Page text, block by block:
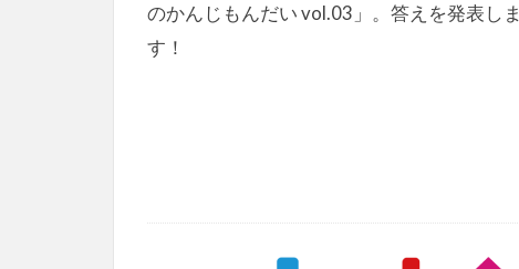
のかんじもんだい vol.03」。答えを発表しま
す！